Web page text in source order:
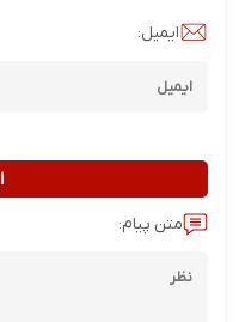
ایمیل:
متن پیام: